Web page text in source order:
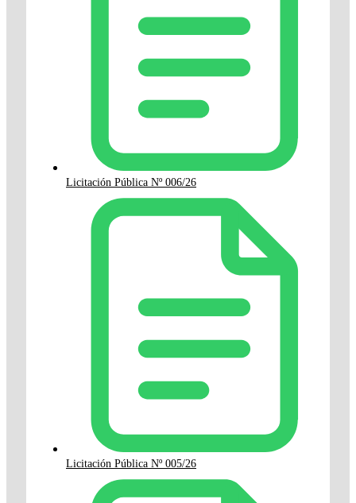
Licitación Pública Nº 006/26
Licitación Pública Nº 005/26